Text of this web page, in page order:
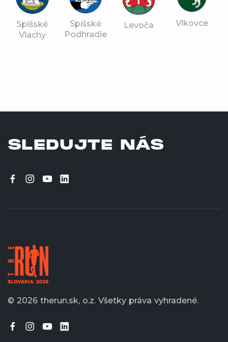
Spišské
Vlachy
Spišské
Podhradie
Levoča Vlkovce
SLEDUJTE NÁS
© 2026 therun.sk, o.z. Všetky práva vyhradené.